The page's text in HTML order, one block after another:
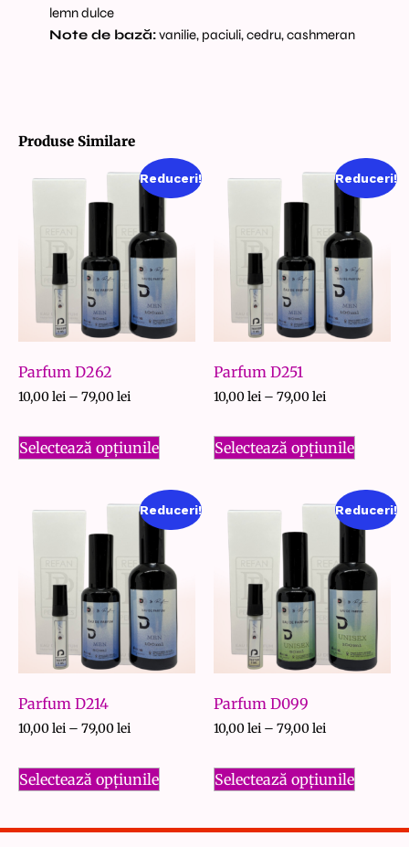
lemn dulce
Note de bază:vanilie, paciuli, cedru, cashmeran
Produse Similare
Reduceri!
Parfum D262
10,00lei – 79,00lei
Selectează opțiunile
Reduceri!
Parfum D251
10,00lei – 79,00lei
Selectează opțiunile
Reduceri!
Parfum D214
10,00lei – 79,00lei
Selectează opțiunile
Reduceri!
Parfum D099
10,00lei – 79,00lei
Selectează opțiunile